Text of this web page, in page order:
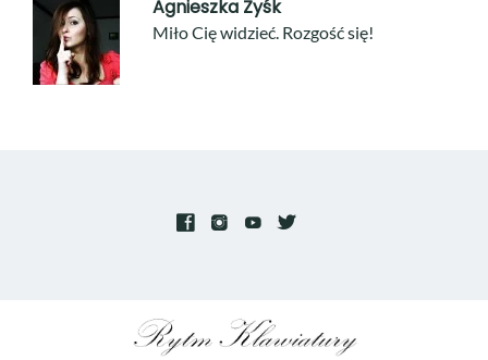
Agnieszka Zyśk
Miło Cię widzieć. Rozgość się!